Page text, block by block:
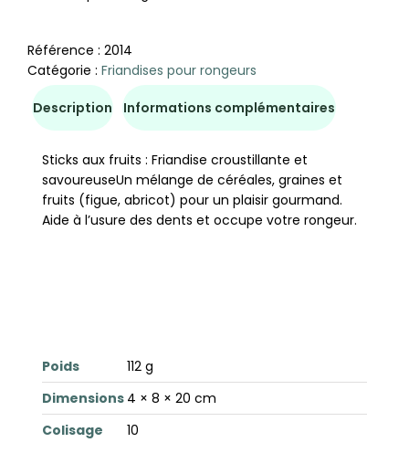
Référence : 2014
Catégorie : Friandises pour rongeurs
Description Informations complémentaires
Sticks aux fruits : Friandise croustillante et
savoureuseUn mélange de céréales, graines et
fruits (figue, abricot) pour un plaisir gourmand.
Aide à l’usure des dents et occupe votre rongeur.
Poids
112 g
Dimensions 4 × 8 × 20 cm
Colisage
10